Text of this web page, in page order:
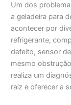
Um dos
a geladeira para
acontecer por
refrigerante,
defeito, sensor
mesmo
realiza um
raiz e oferecer a